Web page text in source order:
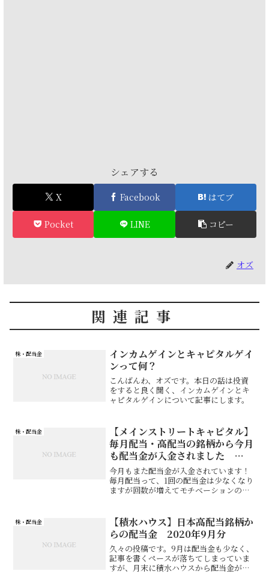
シェアする
X Facebook はてブ
Pocket LINE コピー
オズ
関連記事
株・配当金
インカムゲインとキャピタルゲイ
ンって何？
こんばんわ、オズです。本日の話は投資
をすると良く聞く、インカムゲインとキ
ャピタルゲインについて記事にします。
株・配当金
【メインストリートキャピタル】
毎月配当・高配当の銘柄から今月
も配当金が入金されました
2021年2月分
今月もまた配当金が入金されています！
毎月配当って、1回の配当金は少なくなり
ますが回数が増えてモチベーションの維
う…
株・配当金
【積水ハウス】日本高配当銘柄か
らの配当金 2020年9月分
久々の投稿です。9月は配当金も少なく、
記事を書くペースが落ちてしまっていま
すが、月末に積水ハウスから配当金が入